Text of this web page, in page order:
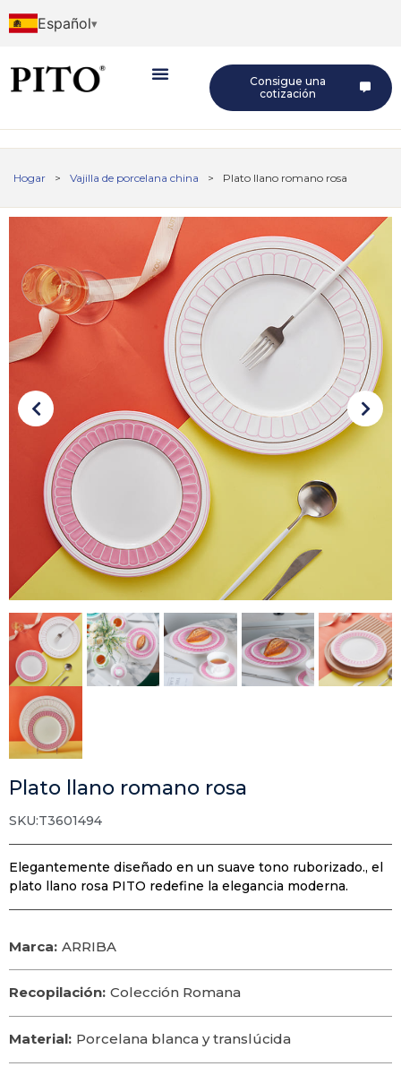
Español
Consigue una
cotización
Hogar > Vajilla de porcelana china > Plato llano romano rosa
Plato llano romano rosa
SKU:T3601494
Elegantemente diseñado en un suave tono ruborizado., el
plato llano rosa PITO redefine la elegancia moderna.
Marca: ARRIBA
Recopilación: Colección Romana
Material: Porcelana blanca y translúcida